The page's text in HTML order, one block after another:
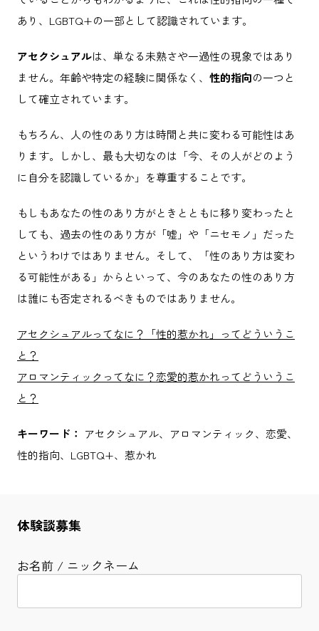
あり、LGBTQ+の一部として認識されています。
アセクシュアルは、単なる未熟さや一過性の現象ではあり
ません。年齢や特定の経験に関係なく、 性的指向の一つと
して確立されています。
もちろん、人の性のあり方は時間と共に変わる可能性はあ
ります。しかし、最も大切なのは「今、その人がどのよう
に自分を認識しているか」を尊重することです。
もしもあなたの性のあり方がときとともに移り変わったと
しても、過去の性のあり方が「嘘」や「ニセモノ」だった
というわけではありません。そして、「性のあり方は変わ
る可能性がある」からといって、今のあなたの性のあり方
は誰にも否定されるべきものではありません。
アセクシュアルってなに？「性的惹かれ」ってどういうこ
と？
アロマンティックってなに？恋愛的惹かれってどういうこ
と？
キーワード： アセクシュアル、アロマンティック、恋愛、
性的指向、LGBTQ+、惹かれ
体験談募集
お名前 / ニックネーム